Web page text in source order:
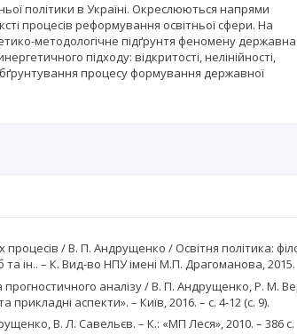
політики в Україні. Окреслюються напрями
процесів реформування освітньої сфери. На
методологічне підґрунтя феномену державна
підходу: відкритості, нелінійності,
процесу формування державної
/ В. П. Андрущенко / Освітня політика:
ін.. – К. Вид-во НПУ імені М.П. Драгоманова, 2015.
аналізу / В. П. Андрущенко, Р. М.
аспекти». – Київ, 2016. – с. 4-12 (с. 9).
В. Л. Савельєв. – К.: «МП Леся», 2010. – 386 с.